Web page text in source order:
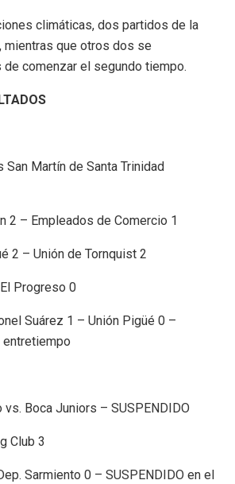
climáticas, dos partidos de la
mientras que otros dos se
comenzar el segundo tiempo.
Martín de Santa Trinidad
2 – Empleados de Comercio 1
2 – Unión de Tornquist 2
Progreso 0
Suárez 1 – Unión Pigüé 0 –
entretiempo
Boca Juniors – SUSPENDIDO
Club 3
Sarmiento 0 – SUSPENDIDO en el